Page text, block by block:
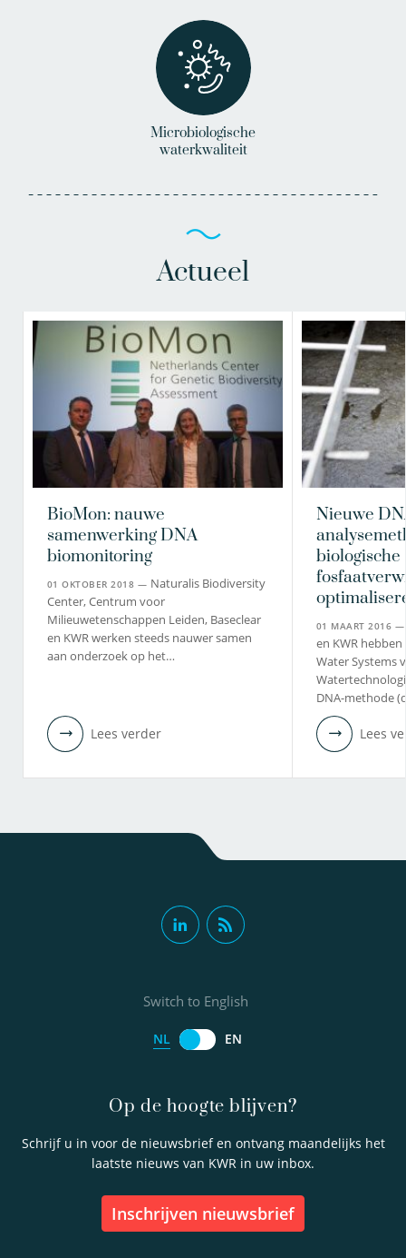
Microbiologische
waterkwaliteit
Actueel
BioMon: nauwe
samenwerking DNA
biomonitoring
01 OKTOBER 2018 — Naturalis Biodiversity
Center, Centrum voor
Milieuwetenschappen Leiden, Baseclear
en KWR werken steeds nauwer samen
aan onderzoek op het…
Lees verder
Nieuwe
biologische
01 MAART 2016
en KWR
Water Systems
DNA-methode
Lees
Op de hoogte blijven?
Schrijf u in voor de nieuwsbrief en ontvang maandelijks het
laatste nieuws van KWR in uw inbox.
inschrijven nieuwsbrief
Switch to English
NL EN